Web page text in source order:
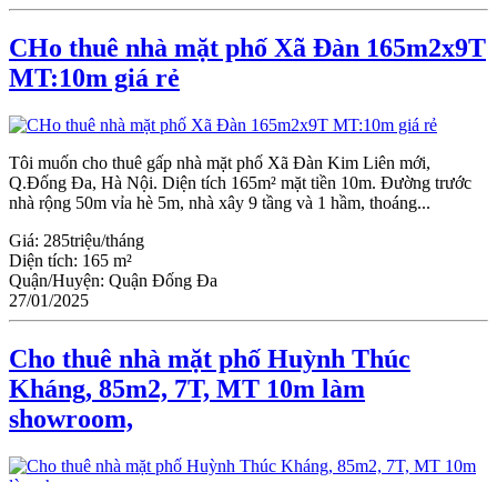
CHo thuê nhà mặt phố Xã Đàn 165m2x9T
MT:10m giá rẻ
Tôi muốn cho thuê gấp nhà mặt phố Xã Đàn Kim Liên mới,
Q.Đống Đa, Hà Nội. Diện tích 165m² mặt tiền 10m. Đường trước
nhà rộng 50m vỉa hè 5m, nhà xây 9 tầng và 1 hầm, thoáng...
Giá: 285triệu/tháng
Diện tích: 165 m²
Quận/Huyện: Quận Đống Đa
27/01/2025
Cho thuê nhà mặt phố Huỳnh Thúc
Kháng, 85m2, 7T, MT 10m làm
showroom,